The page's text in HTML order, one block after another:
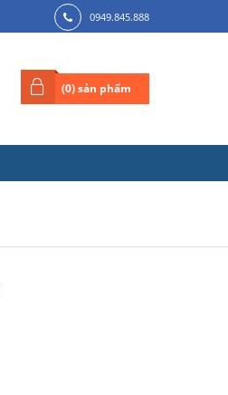
0949.845.888
(0) sản phẩm